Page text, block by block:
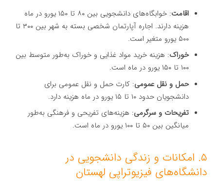
اقامت
: خوابگاه‌های دانشجویی بین ۸۰ تا ۱۵۰ یورو در ماه
هزینه دارند. اجاره آپارتمان شخصی بسته به شهر بین ۳۰۰ تا
۵۰۰ یورو متغیر است.
خوراک: هزینه خرید مواد غذایی و خوراک به‌طور متوسط بین
۱۰۰ تا ۱۵۰ یورو در ماه است.
حمل و نقل عمومی: کارت حمل و نقل عمومی برای
دانشجویان حدود ۱۰ تا ۱۵ یورو در ماه هزینه دارد.
تفریحات و سرگرمی: هزینه‌های تفریحی و فرهنگی به‌طور
میانگین بین ۵۰ تا ۱۰۰ یورو در ماه است.
۵. امکانات و زندگی دانشجویی در
دانشگاه‌های فیزیوتراپی لهستان